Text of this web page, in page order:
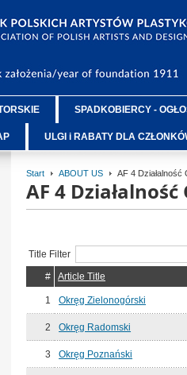
SPADKOBIERCY -
ULGI i RABATY DLA
Start ABOUT US AF 4 Działalność
AF 4
Title Filter
#
Article Title
1 Okręg Zielonogórski
2 Okręg Radomski
3 Okręg Poznański